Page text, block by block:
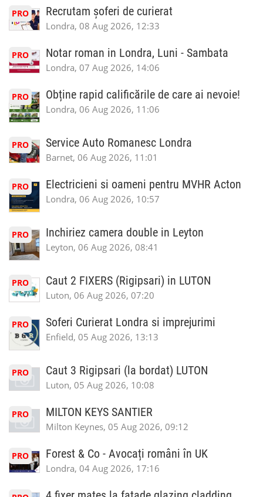
PRO Recrutam șoferi de curierat
Londra, 08 Aug 2026, 12:33
PRO Notar roman in Londra, Luni - Sambata
Londra, 07 Aug 2026, 14:06
PRO Obține rapid calificările de care ai nevoie!
Londra, 06 Aug 2026, 11:06
PRO Service Auto Romanesc Londra
Barnet, 06 Aug 2026, 11:01
PRO Electricieni si oameni pentru MVHR Acton
Londra, 06 Aug 2026, 10:57
PRO Inchiriez camera double in Leyton
Leyton, 06 Aug 2026, 08:41
PRO Caut 2 FIXERS (Rigipsari) in LUTON
Luton, 06 Aug 2026, 07:20
PRO Soferi Curierat Londra si imprejurimi
Enfield, 05 Aug 2026, 13:13
PRO Caut 3 Rigipsari (la bordat) LUTON
Luton, 05 Aug 2026, 10:08
PRO MILTON KEYS SANTIER
Milton Keynes, 05 Aug 2026, 09:12
PRO Forest & Co - Avocați români în UK
Londra, 04 Aug 2026, 17:16